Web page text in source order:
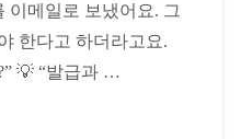
이메일로 보냈어요. 그
한다고 하더라고요.
💡 “발급과 …